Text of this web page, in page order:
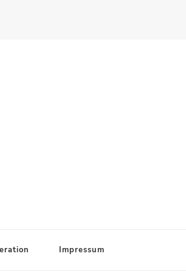
Impressum